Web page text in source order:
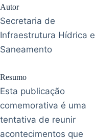
Autor
Secretaria de
Infraestrutura Hídrica e
Saneamento
Resumo
Esta publicação
comemorativa é uma
tentativa de reunir
acontecimentos que